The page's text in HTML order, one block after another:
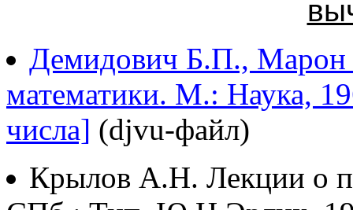
Демидович Б.П., Марон
математики. М.: Наука,
числа] (djvu-файл)
Крылов А.Н. Лекции о